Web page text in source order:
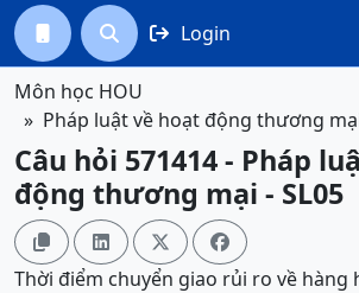
  Login
Môn học HOU
Pháp luật về hoạt động thương
Câu hỏi 571414 - Pháp
động thương mại - SL05
   
Thời điểm chuyển giao rủi ro về hàng